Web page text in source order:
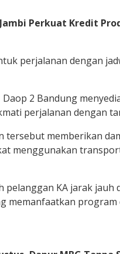
Perkuat Kredit
perjalanan dengan
2 Bandung
perjalanan dengan
tersebut memberikan
menggunakan
pelanggan KA jarak
memanfaatkan